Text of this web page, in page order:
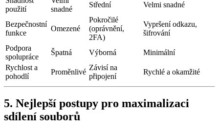
použití
snadné
Střední Velmi snadné
Bezpečnostní
funkce
Omezené
Pokročilé
(oprávnění,
2FA)
Vypršení odkazu,
šifrování
Podpora
spolupráce
Špatná Výborná
Minimální
Rychlost a
pohodlí
Proměnlivé
Závisí na
připojení
Rychlé a okamžité
5. Nejlepší postupy pro maximalizaci
sdílení souborů